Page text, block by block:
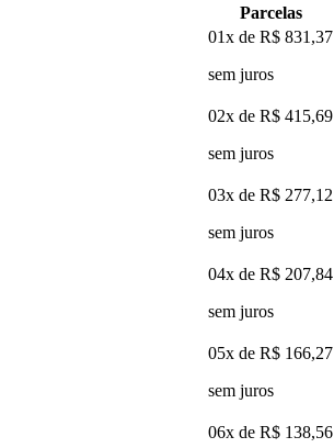
Parcelas
01x de R$ 831,37
sem juros
02x de R$ 415,69
sem juros
03x de R$ 277,12
sem juros
04x de R$ 207,84
sem juros
05x de R$ 166,27
sem juros
06x de R$ 138,56